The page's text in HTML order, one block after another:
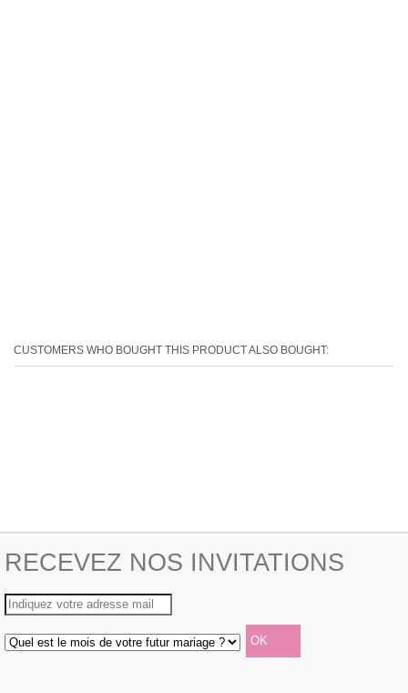
CUSTOMERS WHO BOUGHT THIS PRODUCT ALSO BOUGHT:
RECEVEZ NOS INVITATIONS